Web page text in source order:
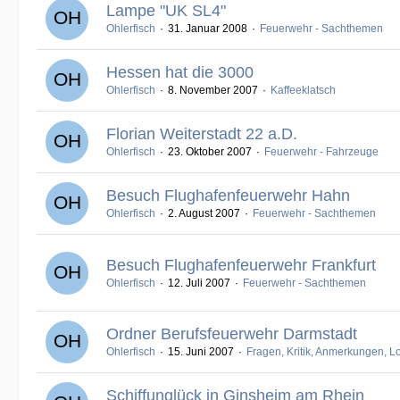
Lampe "UK SL4"
Ohlerfisch 31. Januar 2008 Feuerwehr - Sachthemen
Hessen hat die 3000
Ohlerfisch 8. November 2007 Kaffeeklatsch
Florian Weiterstadt 22 a.D.
Ohlerfisch 23. Oktober 2007 Feuerwehr - Fahrzeuge
Besuch Flughafenfeuerwehr Hahn
Ohlerfisch 2. August 2007 Feuerwehr - Sachthemen
Besuch Flughafenfeuerwehr Frankfurt
Ohlerfisch 12. Juli 2007 Feuerwehr - Sachthemen
Ordner Berufsfeuerwehr Darmstadt
Ohlerfisch 15. Juni 2007 Fragen, Kritik, Anmerkungen,
Schiffunglück in Ginsheim am Rhein